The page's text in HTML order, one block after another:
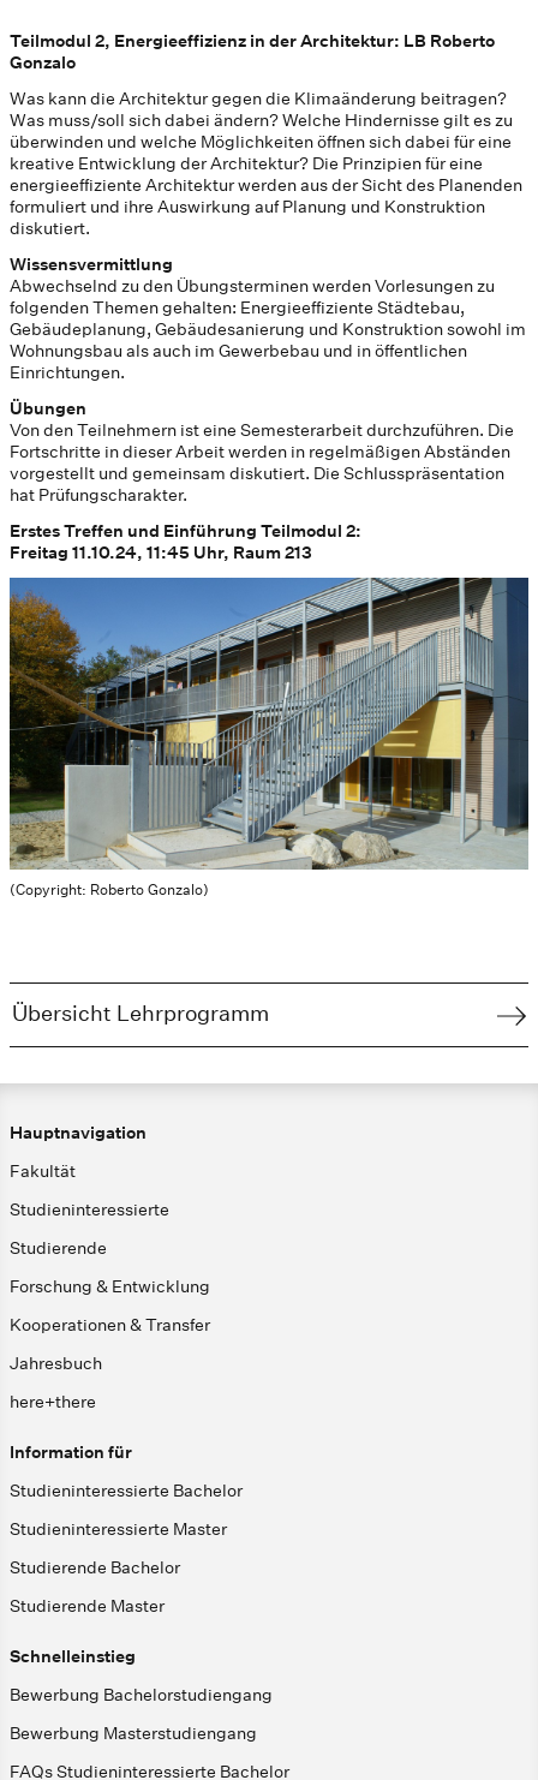
(Copyright: Roberto Gonzalo)
Teilmodul 2, Energieeffizienz in der Architektur: LB Roberto
Gonzalo
Was kann die Architektur gegen die Klimaänderung beitragen?
Was muss/soll sich dabei ändern? Welche Hindernisse gilt es zu
überwinden und welche Möglichkeiten öffnen sich dabei für eine
kreative Entwicklung der Architektur? Die Prinzipien für eine
energieeffiziente Architektur werden aus der Sicht des Planenden
formuliert und ihre Auswirkung auf Planung und Konstruktion
diskutiert.
Wissensvermittlung
Abwechselnd zu den Übungsterminen werden Vorlesungen zu
folgenden Themen gehalten: Energieeffiziente Städtebau,
Gebäudeplanung, Gebäudesanierung und Konstruktion sowohl im
Wohnungsbau als auch im Gewerbebau und in öffentlichen
Einrichtungen.
Übungen
Von den Teilnehmern ist eine Semesterarbeit durchzuführen. Die
Fortschritte in dieser Arbeit werden in regelmäßigen Abständen
vorgestellt und gemeinsam diskutiert. Die Schlusspräsentation
hat Prüfungscharakter.
Erstes Treffen und Einführung Teilmodul 2:
Freitag 11.10.24, 11:45 Uhr, Raum 213
Übersicht Lehrprogramm
Hauptnavigation
Fakultät
Studieninteressierte
Studierende
Forschung & Entwicklung
Kooperationen & Transfer
Jahresbuch
here+there
Information für
Studieninteressierte Bachelor
Studieninteressierte Master
Studierende Bachelor
Studierende Master
Schnelleinstieg
Bewerbung Bachelorstudiengang
Bewerbung Masterstudiengang
FAQs Studieninteressierte Bachelor